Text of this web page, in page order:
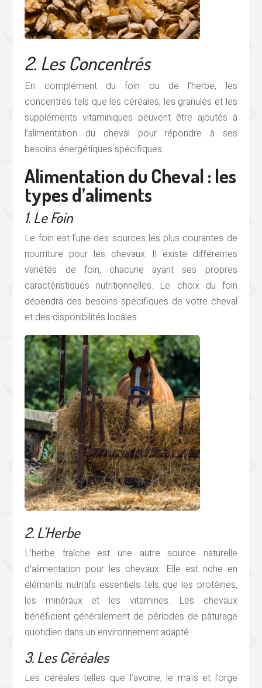
2. Les Concentrés
En complément du foin ou de l’herbe, les
concentrés tels que les céréales, les granulés et les
suppléments vitaminiques peuvent être ajoutés à
l’alimentation du cheval pour répondre à ses
besoins énergétiques spécifiques.
Alimentation du Cheval : les
types d’aliments
1. Le Foin
Le foin est l’une des sources les plus courantes de
nourriture pour les chevaux. Il existe différentes
variétés de foin, chacune ayant ses propres
caractéristiques nutritionnelles. Le choix du foin
dépendra des besoins spécifiques de votre cheval
et des disponibilités locales.
2. L’Herbe
L’herbe fraîche est une autre source naturelle
d’alimentation pour les chevaux. Elle est riche en
éléments nutritifs essentiels tels que les protéines,
les minéraux et les vitamines. Les chevaux
bénéficient généralement de périodes de pâturage
quotidien dans un environnement adapté.
3. Les Céréales
Les céréales telles que l’avoine, le maïs et l’orge